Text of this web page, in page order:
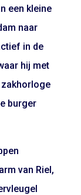
een kleine
naar
in de
hij met
burger
van Riel,